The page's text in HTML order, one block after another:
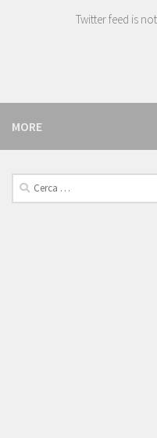
Twitter feed is
MORE
Cerca: